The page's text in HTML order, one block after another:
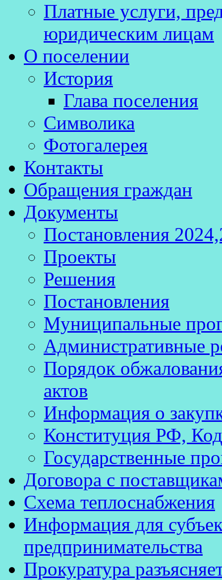
Платные услуги,
юридическим лицам
О поселении
История
Глава поселения
Символика
Фотогалерея
Контакты
Обращения граждан
Документы
Постановления
Проекты
Решения
Постановления
Муниципальные
Административные
Порядок
актов
Информация о
Конституция РФ,
Государственные
Договора с
Схема теплоснабжения
Информация для
предпринимательства
Прокуратура